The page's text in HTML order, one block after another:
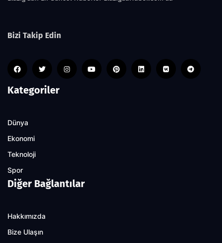
Bizi Takip Edin
Kategoriler
Dünya
Ekonomi
Teknoloji
Spor
Diğer Bağlantılar
Hakkımızda
Bize Ulaşın